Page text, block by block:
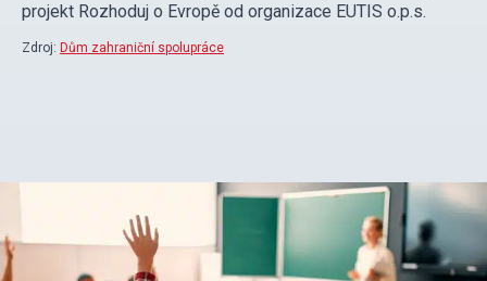
projekt Rozhoduj o Evropě od organizace EUTIS o.p.s.
Zdroj: Dům zahraniční spolupráce